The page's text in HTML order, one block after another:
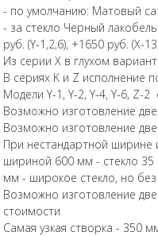
- по умолчанию: Матовый
- за стекло Черный
руб. (Y-1,2,6), +1650 руб. (X-
Из серии X в глухом
В сериях K и Z исполнение
Модели Y-1, Y-2, Y-4, Y-6, Z-
Возможно изготовление
Возможно изготовление
При нестандартной ширине
шириной 600 мм - стекло
мм - широкое стекло, но
Возможно изготовление
стоимости
Самая узкая створка - 350